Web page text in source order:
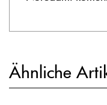
Ähnliche